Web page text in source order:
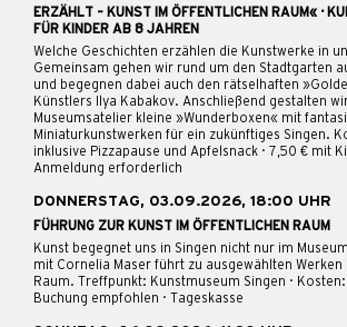
ERZÄHLT – KUNST IM ÖFFENTLICHEN RAUM« ·
FÜR KINDER AB 8 JAHREN
Welche Geschichten erzählen die Kunstwerke in
Gemeinsam gehen wir rund um den Stadtgarten
und begegnen dabei auch den rätselhaften
Künstlers Ilya Kabakov. Anschließend gestalten
Museumsatelier kleine »Wunderboxen« mit
Miniaturkunstwerken für ein zukünftiges Singen.
inklusive Pizzapause und Apfelsnack · 7,50 € mit
Anmeldung erforderlich
DONNERSTAG, 03.09.2026, 18:00 UHR
FÜHRUNG ZUR KUNST IM ÖFFENTLICHEN RAUM
Kunst begegnet uns in Singen nicht nur im
mit Cornelia Maser führt zu ausgewählten
Raum. Treffpunkt: Kunstmuseum Singen · Kosten:
Buchung empfohlen · Tageskasse